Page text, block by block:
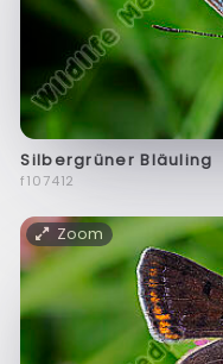
Silbergrüner Bläuling
f107412
Zoom